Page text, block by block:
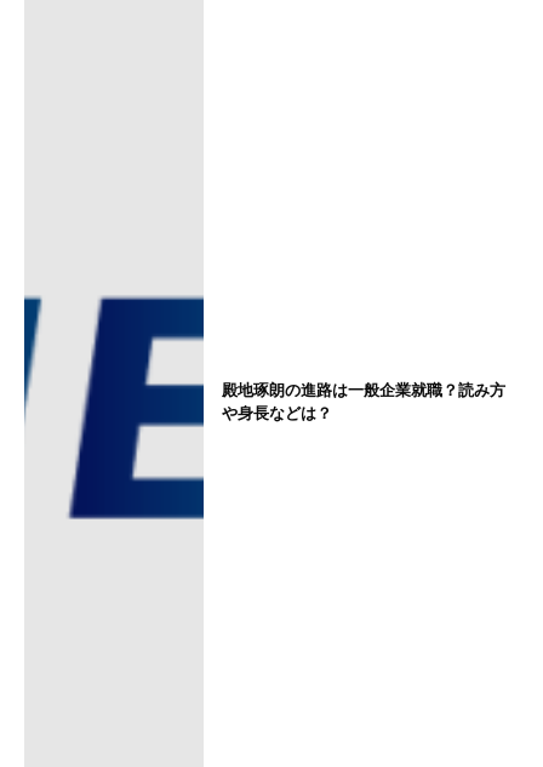
殿地琢朗の進路は一般企業就職？読み方
や身長などは？